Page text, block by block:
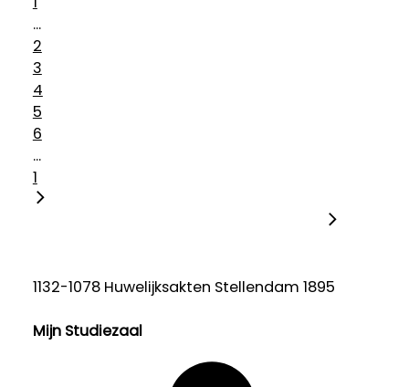
...
2
3
4
5
6
...
1
1132-1078 Huwelijksakten Stellendam 1895
Mijn Studiezaal